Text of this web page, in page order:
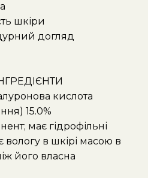
шкіри
догляд
кислота
15.0%
має гідрофільні
вологу в шкірі масою в
його власна